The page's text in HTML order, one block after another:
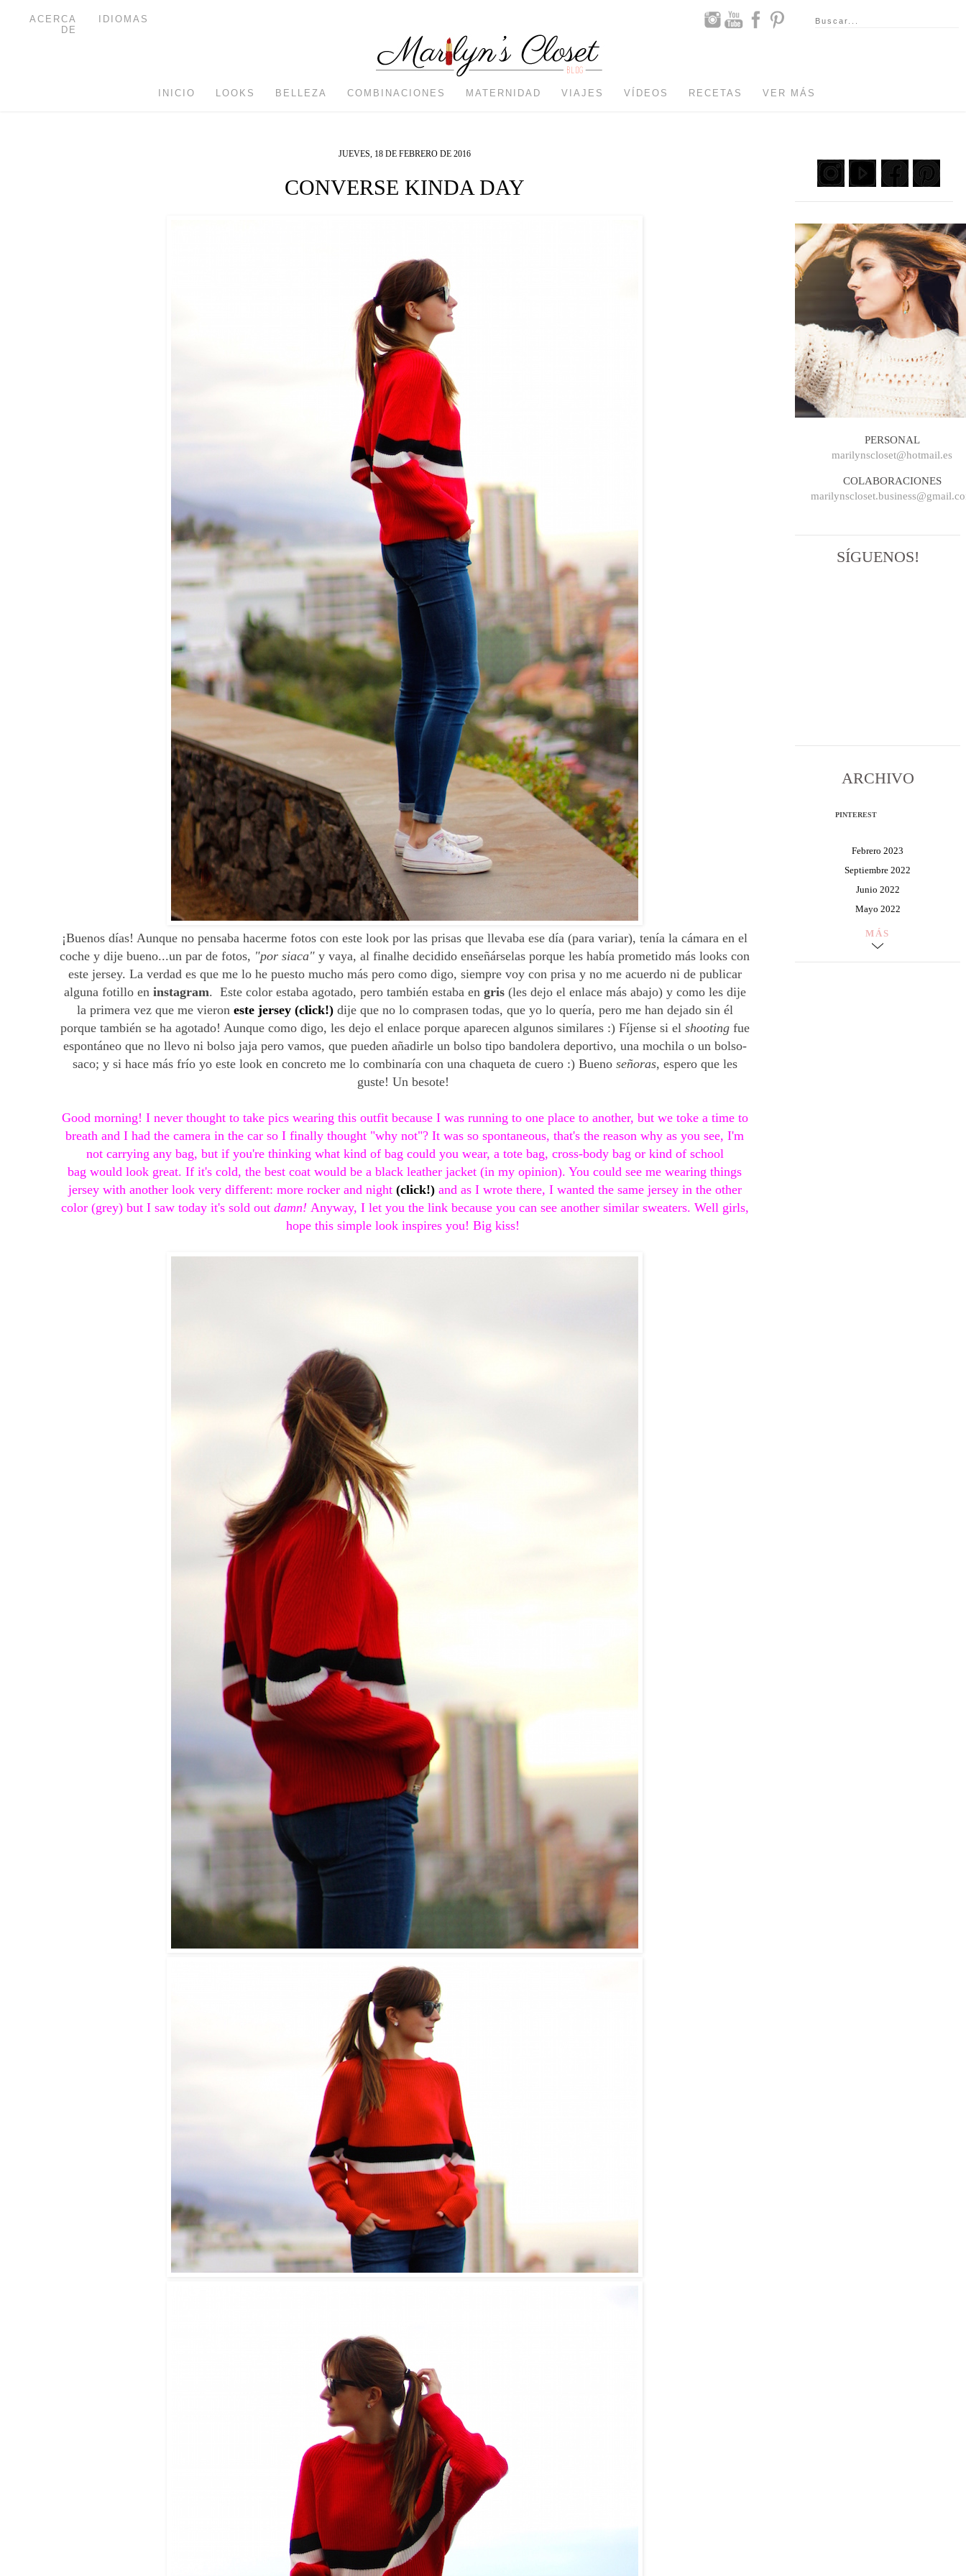
ACERCA
DE
IDIOMAS
INICIO LOOKS BELLEZA COMBINACIONES MATERNIDAD VIAJES VÍDEOS RECETAS VER MÁS
JUEVES, 18 DE FEBRERO DE 2016
CONVERSE KINDA DAY
¡Buenos días! Aunque no pensaba hacerme fotos con este look por las prisas que llevaba ese día (para variar), tenía la cámara en el
coche y dije bueno...un par de fotos, "por siaca"y vaya, al finalhe decidido enseñárselas porque les había prometido más looks con
este jersey. La verdad es que me lo he puesto mucho más pero como digo, siempre voy con prisa y no me acuerdo ni de publicar
alguna fotillo en instagram. Este color estaba agotado, pero también estaba en gris(les dejo el enlace más abajo) y como les dije
la primera vez que me vieron este jersey (click!) dije que no lo comprasen todas, que yo lo quería, pero me han dejado sin él
porque también se ha agotado! Aunque como digo, les dejo el enlace porque aparecen algunos similares :) Fíjense si el shootingfue
espontáneo que no llevo ni bolso jaja pero vamos, que pueden añadirle un bolso tipo bandolera deportivo, una mochila o un bolso-
saco; y si hace más frío yo este look en concreto me lo combinaría con una chaqueta de cuero :) Bueno señoras, espero que les
guste! Un besote!
Good morning! I never thought to take pics wearing this outfit because I was running to one place to another, but we toke a time to
breath and I had the camera in the car so I finally thought "why not"? It was so spontaneous, that's the reason why as you see, I'm
not carrying any bag, but if you're thinking what kind of bag could you wear, a tote bag, cross-body bag or kind of school
bag would look great. If it's cold, the best coat would be a black leather jacket (in my opinion). You could see me wearing things
jersey with another look very different: more rocker and night(click!) and as I wrote there, I wanted the same jersey in the other
color (grey) but I saw today it's sold out damn! Anyway, I let you the link because you can see another similar sweaters. Well girls,
hope this simple look inspires you! Big kiss!
PERSONAL
marilynscloset@hotmail.es
COLABORACIONES
SÍGUENOS!
ARCHIVO
PINTEREST
Febrero 2023
Septiembre 2022
Junio 2022
Mayo 2022
MÁS